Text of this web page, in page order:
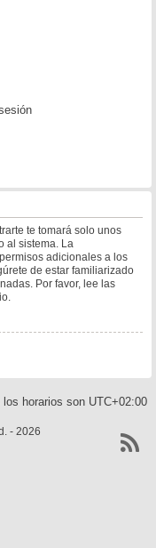
te tomará solo unos
al sistema. La
adicionales a los
de estar familiarizado
Por favor, lee las
los horarios son UTC+02:00
- 2026